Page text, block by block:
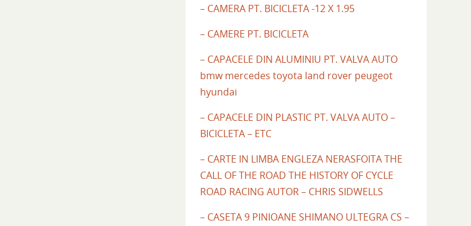
– CAMERA PT. BICICLETA -12 X 1.95
– CAMERE PT. BICICLETA
– CAPACELE DIN ALUMINIU PT. VALVA AUTO
bmw mercedes toyota land rover peugeot
hyundai
– CAPACELE DIN PLASTIC PT. VALVA AUTO –
BICICLETA – ETC
– CARTE IN LIMBA ENGLEZA NERASFOITA THE
CALL OF THE ROAD THE HISTORY OF CYCLE
ROAD RACING AUTOR – CHRIS SIDWELLS
– CASETA 9 PINIOANE SHIMANO ULTEGRA CS –